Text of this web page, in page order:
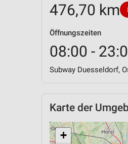
476,70 km
Öffnungszeiten
08:00 -
Subway Duesseldorf,
Karte der
+